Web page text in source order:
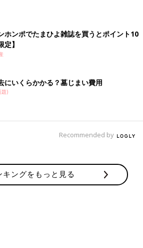
ホンポでたまひよ雑誌を買うとポイント10
】
にいくらかかる？墓じまい費用
題)
Recommended by
キングをもっと見る